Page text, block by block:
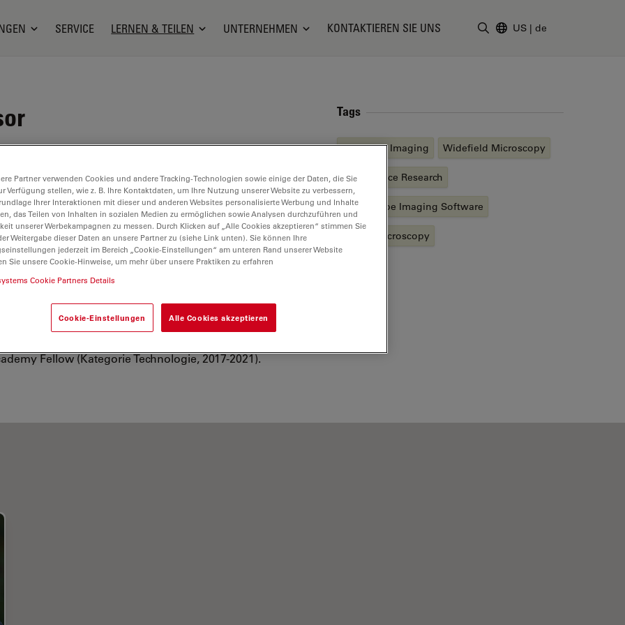
SERVICE LERNEN & TEILEN UNTERNEHMEN KONTAKTIEREN SIE UNS US | de
ist Professorin für Zellbiologie und
Königlichen Technischen Hochschule (KTH),
ist auch die Leiterin desCell Atlas, eines integralen
in Schweden ansässigen ProgrammsHuman
einer Open-Source-Ressource für die
menschlichen Proteoms. Als Teil des HPA liefert
hochauflösende Bilder der Expression und
Verteilung von RNA und Proteinen in
Prof. Lundberg wurde 2017 mit dem
schwedischen Verbandes der Chemieingenieure
Forschung zur Kartierung des
ausgezeichnet. Sie ist außerdem
Fellow (Kategorie Technologie, 2017-2021).
Tags
Microhub Imaging Widefield Microscopy
Life Science Research
Microscope Imaging Software
Digital Microscopy
Partner verwenden Cookies und andere Tracking-Technologien sowie einige der Daten, die Sie
Verfügung stellen, wie z. B. Ihre Kontaktdaten, um Ihre Nutzung unserer Website zu verbessern,
Ihrer Interaktionen mit dieser und anderen Websites personalisierte Werbung und Inhalte
das Teilen von Inhalten in sozialen Medien zu ermöglichen sowie Analysen durchzuführen und
unserer Werbekampagnen zu messen. Durch Klicken auf „Alle Cookies akzeptieren“ stimmen Sie
Weitergabe dieser Daten an unsere Partner zu (siehe Link unten). Sie können Ihre
jederzeit im Bereich „Cookie-Einstellungen“ am unteren Rand unserer Website
Sie unsere Cookie-Hinweise, um mehr über unsere Praktiken zu erfahren
Cookie Partners Details
Cookie-Einstellungen Alle Cookies akzeptieren